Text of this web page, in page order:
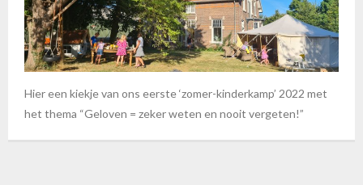
Hier een kiekje van ons eerste ‘zomer-kinderkamp’ 2022 met
het thema “Geloven = zeker weten en nooit vergeten!”